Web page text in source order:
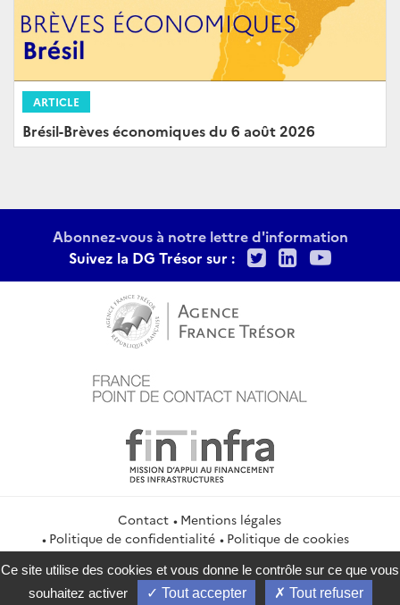
ARTICLE
Brésil-Brèves économiques du 6 août 2026
Abonnez-vous à notre lettre d'information
Suivez la DG Trésor sur :
TwitterLinkedIn
Contact
Mentions légales
Politique de confidentialité
Politique de cookies
Gestion des cookies
Flux RSS
service-public.gouv.fr
legifrance.gouv.fr
info.gouv.fr
Ce site utilise des cookies et vous donne le contrôle sur ce que vous
souhaitez activer
Tout accepter Tout refuser